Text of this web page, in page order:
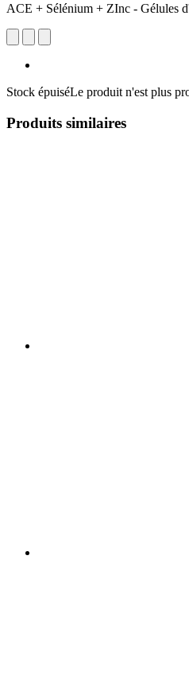
ACE + Sélénium + ZInc - Gélules
Stock épuiséLe produit n'est plus
Produits similaires